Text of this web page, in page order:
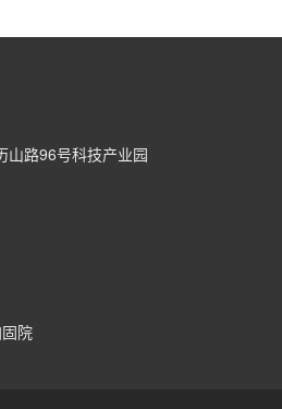
山路96号科技产业园
院